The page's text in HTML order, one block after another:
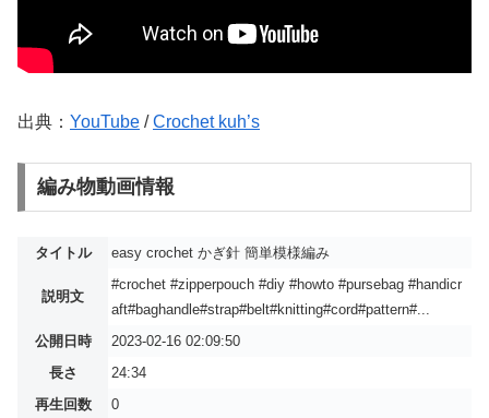
出典： YouTube /Crochet kuh’s
編み物動画情報
タイトル easy crochet かぎ針 簡単模様編み
説明文
#crochet #zipperpouch #diy #howto #pursebag #handicr
aft#baghandle#strap#belt#knitting#cord#pattern#...
公開日時
2023-02-16 02:09:50
長さ
24:34
再生回数
0